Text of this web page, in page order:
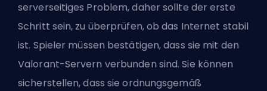
serverseitiges Problem, daher sollte der erste
Schritt sein, zu überprüfen, ob das Internet stabil
ist. Spieler müssen bestätigen, dass sie mit den
Valorant-Servern verbunden sind. Sie können
sicherstellen, dass sie ordnungsgemäß